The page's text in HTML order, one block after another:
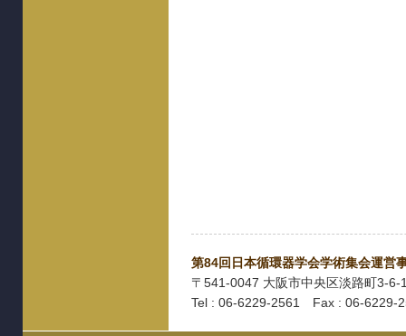
第84回日本循環器学会学術集会運営
〒541-0047 大阪市中央区淡路町3-6-
Tel : 06-6229-2561 Fax : 06-